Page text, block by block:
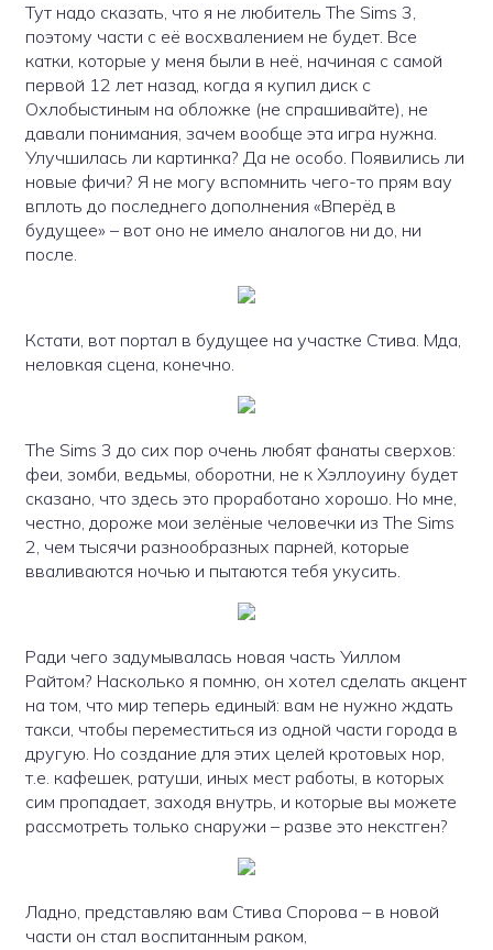
Тут надо сказать, что я не любитель The Sims 3,
поэтому части с её восхвалением не будет. Все
катки, которые у меня были в неё, начиная с самой
первой 12 лет назад, когда я купил диск с
Охлобыстиным на обложке (не спрашивайте), не
давали понимания, зачем вообще эта игра нужна.
Улучшилась ли картинка? Да не особо. Появились ли
новые фичи? Я не могу вспомнить чего-то прям вау
вплоть до последнего дополнения «Вперёд в
будущее» – вот оно не имело аналогов ни до, ни
после.
Кстати, вот портал в будущее на участке Стива. Мда,
неловкая сцена, конечно.
The Sims 3 до сих пор очень любят фанаты сверхов:
феи, зомби, ведьмы, оборотни, не к Хэллоуину будет
сказано, что здесь это проработано хорошо. Но мне,
честно, дороже мои зелёные человечки из The Sims
2, чем тысячи разнообразных парней, которые
вваливаются ночью и пытаются тебя укусить.
Ради чего задумывалась новая часть Уиллом
Райтом? Насколько я помню, он хотел сделать акцент
на том, что мир теперь единый: вам не нужно ждать
такси, чтобы переместиться из одной части города в
другую. Но создание для этих целей кротовых нор,
т.е. кафешек, ратуши, иных мест работы, в которых
сим пропадает, заходя внутрь, и которые вы можете
рассмотреть только снаружи – разве это некстген?
Ладно, представляю вам Стива Спорова – в новой
части он стал воспитанным раком,